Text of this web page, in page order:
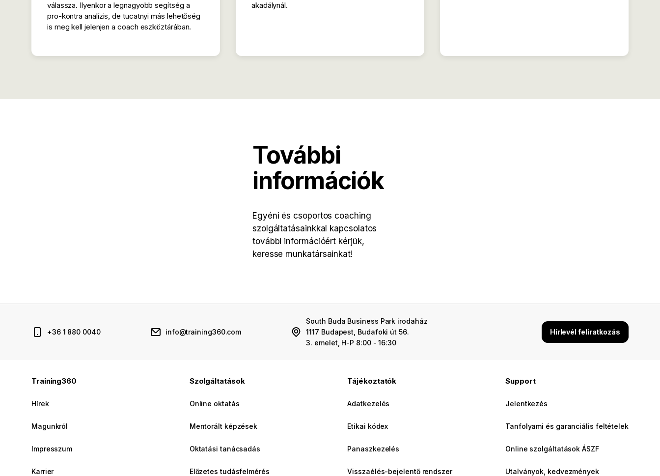
válassza. Ilyenkor a legnagyobb segítség a
pro-kontra analízis, de tucatnyi más lehetőség
is meg kell jelenjen a coach eszköztárában.
akadálynál.
További
információk
Egyéni és csoportos coaching
szolgáltatásainkkal kapcsolatos
további információért kérjük,
keresse munkatársainkat!
+36 1 880 0040 info@training360.com
South Buda Business Park irodaház
1117 Budapest, Budafoki út 56.
3. emelet, H-P 8:00 - 16:30
Hírlevél feliratkozás
Training360
Hírek
Magunkról
Impresszum
Karrier
Szolgáltatások
Online oktatás
Mentorált képzések
Oktatási tanácsadás
Előzetes tudásfelmérés
Tájékoztatók
Adatkezelés
Etikai kódex
Panaszkezelés
Visszaélés-bejelentő rendszer
Support
Jelentkezés
Tanfolyami és garanciális feltételek
Online szolgáltatások ÁSZF
Utalványok, kedvezmények